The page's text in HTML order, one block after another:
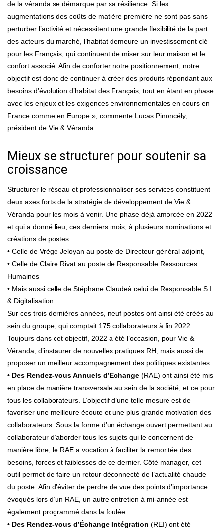
de la véranda se démarque par sa résilience. Si les
augmentations des coûts de matière première ne sont pas sans
perturber l’activité et nécessitent une grande flexibilité de la part
des acteurs du marché, l’habitat demeure un investissement clé
pour les Français, qui continuent de miser sur leur maison et le
confort associé. Afin de conforter notre positionnement, notre
objectif est donc de continuer à créer des produits répondant aux
besoins d’évolution d’habitat des Français, tout en étant en phase
avec les enjeux et les exigences environnementales en cours en
France comme en Europe », commente Lucas Pinoncély,
président de Vie & Véranda.
Mieux se structurer pour soutenir sa
croissance
Structurer le réseau et professionnaliser ses services constituent
deux axes forts de la stratégie de développement de Vie &
Véranda pour les mois à venir. Une phase déjà amorcée en 2022
et qui a donné lieu, ces derniers mois, à plusieurs nominations et
créations de postes :
• Celle de Vrège Jeloyan au poste de Directeur général adjoint,
• Celle de Claire Rivat au poste de Responsable Ressources
Humaines
• Mais aussi celle de Stéphane Claudeà celui de Responsable S.I.
& Digitalisation.
Sur ces trois dernières années, neuf postes ont ainsi été créés au
sein du groupe, qui comptait 175 collaborateurs à fin 2022.
Toujours dans cet objectif, 2022 a été l’occasion, pour Vie &
Véranda, d’instaurer de nouvelles pratiques RH, mais aussi de
proposer un meilleur accompagnement des politiques existantes :
• Des Rendez-vous Annuels d’Echange (RAE) ont ainsi été mis
en place de manière transversale au sein de la société, et ce pour
tous les collaborateurs. L’objectif d’une telle mesure est de
favoriser une meilleure écoute et une plus grande motivation des
collaborateurs. Sous la forme d’un échange ouvert permettant au
collaborateur d’aborder tous les sujets qui le concernent de
manière libre, le RAE a vocation à faciliter la remontée des
besoins, forces et faiblesses de ce dernier. Côté manager, cet
outil permet de faire un retour déconnecté de l’actualité chaude
du poste. Afin d’éviter de perdre de vue des points d’importance
évoqués lors d’un RAE, un autre entretien à mi-année est
également programmé dans la foulée.
• Des Rendez-vous d’Échange Intégration (REI) ont été